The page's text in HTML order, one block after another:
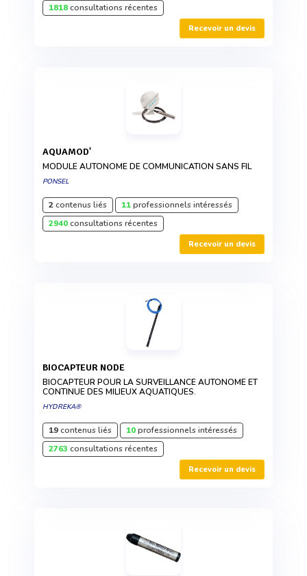
1818consultations récentes
Recevoir un devis
AQUAMOD'
MODULE AUTONOME DE COMMUNICATION SANS FIL
PONSEL
2contenus liés 11professionnels intéressés
2940consultations récentes
Recevoir un devis
BIOCAPTEUR NODE
BIOCAPTEUR POUR LA SURVEILLANCE AUTONOME ET
CONTINUE DES MILIEUX AQUATIQUES.
HYDREKA®
19contenus liés 10professionnels intéressés
2763 consultations récentes
Recevoir un devis